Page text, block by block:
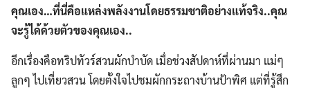
คุณเอง…ที่นี่คือแหล่งพลังงานโดยธรรมชาติอย่างแท้จริง..คุณ
จะรู้ได้ด้วยตัวของคุณเอง..
อีกเรื่องคือทริปทัวร์สวนผักบำบัด เมื่อช่วงสัปดาห์ที่ผ่านมา แม่ๆ
ลูกๆ ไปเที่ยวสวน โดยตั้งใจไปชมผักกระถางบ้านป้าพิศ แต่ที่รู้สึก